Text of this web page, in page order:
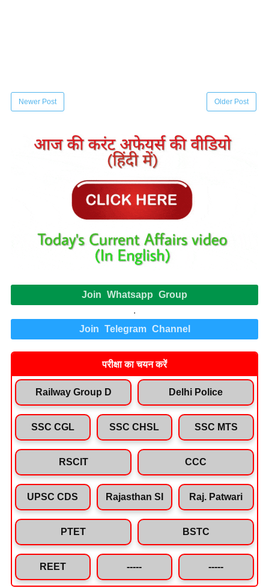
Newer Post Older Post
Join Whatsapp Group
.
Join Telegram Channel
परीक्षा का चयन करें
Railway Group D Delhi Police
SSC CGL SSC CHSL SSC MTS
RSCIT CCC
UPSC CDS Rajasthan SI Raj. Patwari
PTET BSTC
REET ----- -----